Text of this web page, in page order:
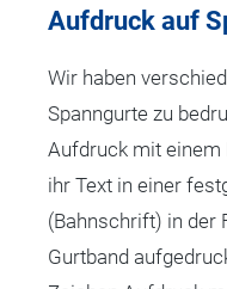
Aufdruck auf
Wir haben
Spanngurte zu
Aufdruck mit einem
ihr Text in einer
(Bahnschrift) in der
Gurtband